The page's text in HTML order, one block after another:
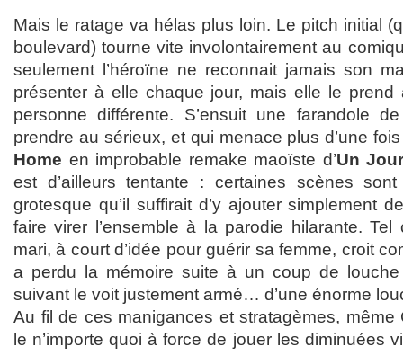
Mais le ratage va hélas plus loin. Le pitch initial
boulevard) tourne vite involontairement au
seulement l’héroïne ne reconnait jamais son
présenter à elle chaque jour, mais elle le
personne différente. S’ensuit une farandole
prendre au sérieux, et qui menace plus d’une
Home en improbable remake maoïste d’Un
est d’ailleurs tentante : certaines scènes
grotesque qu’il suffirait d’y ajouter simplement
faire virer l’ensemble à la parodie hilarante.
mari, à court d’idée pour guérir sa femme, croit
a perdu la mémoire suite à un coup de
suivant le voit justement armé… d’une énorme
Au fil de ces manigances et stratagèmes, même
le n’importe quoi à force de jouer les diminuées